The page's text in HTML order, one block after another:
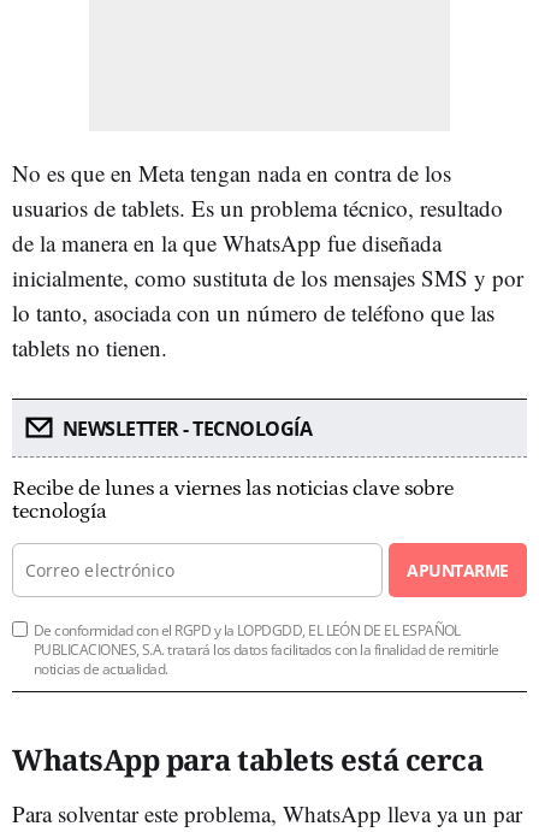
No es que en Meta tengan nada en contra de los
usuarios de tablets. Es un problema técnico, resultado
de la manera en la que WhatsApp fue diseñada
inicialmente, como sustituta de los mensajes SMS y por
lo tanto, asociada con un número de teléfono que las
tablets no tienen.
NEWSLETTER - TECNOLOGÍA
Recibe de lunes a viernes las noticias clave sobre
tecnología
APUNTARME
De conformidad con el RGPD y la LOPDGDD, EL LEÓN DE EL ESPAÑOL
PUBLICACIONES, S.A. tratará los datos facilitados con la finalidad de remitirle
noticias de actualidad.
WhatsApp para tablets está cerca
Para solventar este problema, WhatsApp lleva ya un par